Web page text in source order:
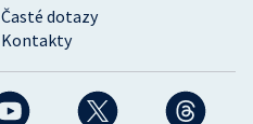
Časté dotazy
Kontakty